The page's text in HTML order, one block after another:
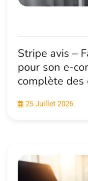
Stripe avis –
pour son e-
complète des
25 Juillet 2026